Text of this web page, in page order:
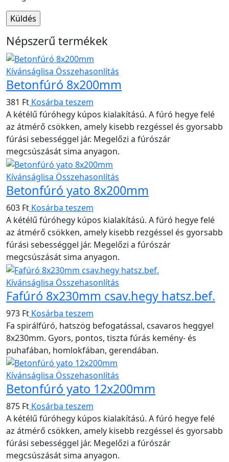
Népszerű termékek
Kívánságlisa Összehasonlítás
Betonfúró 8x200mm
381 Ft Kosárba teszem
A kétélű fúróhegy kúpos kialakítású. A fúró hegye felé
az átmérő csökken, amely kisebb rezgéssel és gyorsabb
fúrási sebességgel jár. Megelőzi a fúrószár
megcsúszását sima anyagon.
Kívánságlisa Összehasonlítás
Betonfúró yato 8x200mm
603 Ft Kosárba teszem
A kétélű fúróhegy kúpos kialakítású. A fúró hegye felé
az átmérő csökken, amely kisebb rezgéssel és gyorsabb
fúrási sebességgel jár. Megelőzi a fúrószár
megcsúszását sima anyagon.
Kívánságlisa Összehasonlítás
Fafúró 8x230mm csav.hegy hatsz.bef.
973 Ft Kosárba teszem
Fa spirálfúró, hatszög befogatással, csavaros heggyel
8x230mm. Gyors, pontos, tiszta fúrás kemény- és
puhafában, homlokfában, gerendában.
Kívánságlisa Összehasonlítás
Betonfúró yato 12x200mm
875 Ft Kosárba teszem
A kétélű fúróhegy kúpos kialakítású. A fúró hegye felé
az átmérő csökken, amely kisebb rezgéssel és gyorsabb
fúrási sebességgel jár. Megelőzi a fúrószár
megcsúszását sima anyagon.